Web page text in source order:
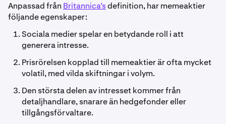
Anpassad från Britannica’sdefinition, har memeaktier
följande egenskaper:
Sociala medier spelar en betydande roll i att
generera intresse.
Prisrörelsen kopplad till memeaktier är ofta mycket
volatil, med vilda skiftningar i volym.
Den största delen av intresset kommer från
detaljhandlare, snarare än hedgefonder eller
tillgångsförvaltare.